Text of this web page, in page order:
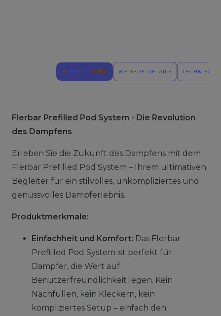
BESCHREIBUNG WEITERE DETAILS
Flerbar Prefilled Pod System - Die Revolution
des Dampfens
Erleben Sie die Zukunft des Dampfens mit dem
Flerbar Prefilled Pod System – Ihrem ultimativen
Begleiter für ein stilvolles, unkompliziertes und
genussvolles Dampferlebnis.
Produktmerkmale:
Einfachheit und Komfort: Das Flerbar
Prefilled Pod System ist perfekt für
Dampfer, die Wert auf
Benutzerfreundlichkeit legen. Kein
Nachfüllen, kein Kleckern, kein
kompliziertes Setup – einfach den